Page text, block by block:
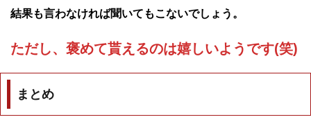
結果も言わなければ聞いてもこないでしょう。
ただし、褒めて貰えるのは嬉しいようです(笑)
まとめ